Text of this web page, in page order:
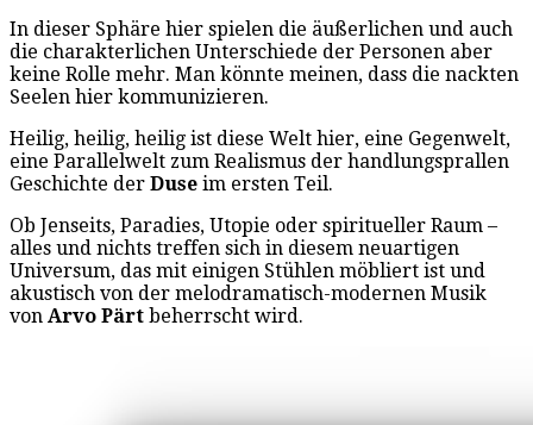
In dieser Sphäre hier spielen die äußerlichen und auch
die charakterlichen Unterschiede der Personen aber
keine Rolle mehr. Man könnte meinen, dass die nackten
Seelen hier kommunizieren.
Heilig, heilig, heilig ist diese Welt hier, eine Gegenwelt,
eine Parallelwelt zum Realismus der handlungsprallen
Geschichte der Duse im ersten Teil.
Ob Jenseits, Paradies, Utopie oder spiritueller Raum –
alles und nichts treffen sich in diesem neuartigen
Universum, das mit einigen Stühlen möbliert ist und
akustisch von der melodramatisch-modernen Musik
von Arvo Pärt beherrscht wird.